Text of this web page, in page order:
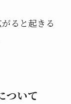
ると起きる
ついて